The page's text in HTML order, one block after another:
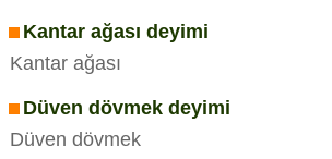
Kantar ağası deyimi
Kantar ağası
Düven dövmek deyimi
Düven dövmek